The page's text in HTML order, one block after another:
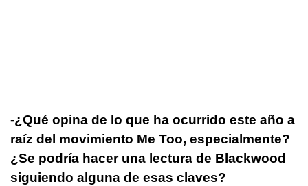
-¿Qué opina de lo que ha ocurrido este año a
raíz del movimiento Me Too, especialmente?
¿Se podría hacer una lectura de Blackwood
siguiendo alguna de esas claves?